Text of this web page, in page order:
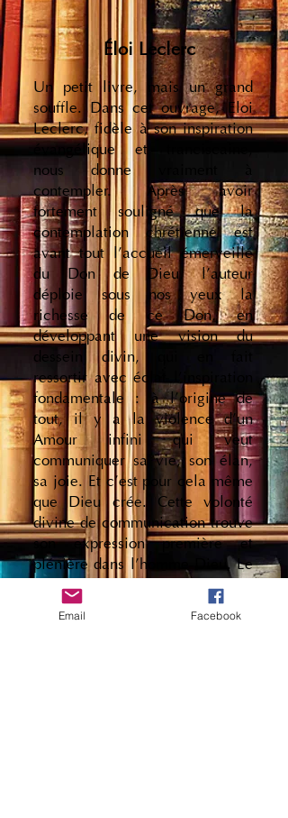
Éloi Leclerc
Un petit livre, mais un grand
souffle. Dans cet ouvrage, Eloi
Leclerc, fidèle à son inspiration
évangélique et tranciscaine,
nous donne vraiment à
contempler. Après avoir
fortement souligné que la
contemplation chrétienne est
avant tout l'accueil émerveillé
du Don de Dieu, l'auteur
déploie sous nos yeux la
richesse de ce Don, en
développant une vision du
dessein divin, qui en fait
ressortir avec éclat l'inspiration
fondamentale : à l'origine de
tout, il y a la violence d'un
Amour infini qui veut
communiquer sa vie, son élan,
sa joie. Et c'est pour cela même
que Dieu crée. Cette volonté
divine de communication trouve
son expression première et
plénière dans l'homme-Dieu. Le
Christ apparaît ainsi à la fois à
l'origine, au centre et à la fin de
Email Facebook